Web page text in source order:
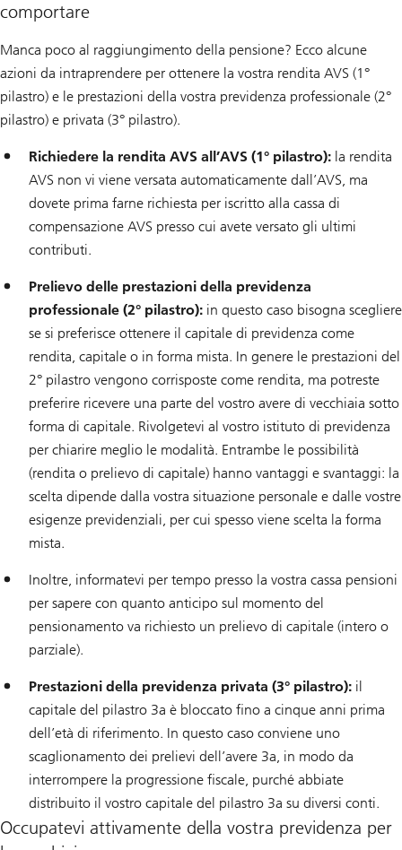
comportare
Manca poco al raggiungimento della pensione? Ecco alcune
azioni da intraprendere per ottenere la vostra rendita AVS (1°
pilastro) e le prestazioni della vostra previdenza professionale (2°
pilastro) e privata (3° pilastro).
Richiedere la rendita AVS all’AVS (1° pilastro): la rendita
AVS non vi viene versata automaticamente dall’AVS, ma
dovete prima farne richiesta per iscritto alla cassa di
compensazione AVS presso cui avete versato gli ultimi
contributi.
Prelievo delle prestazioni della previdenza
professionale (2° pilastro): in questo caso bisogna scegliere
se si preferisce ottenere il capitale di previdenza come
rendita, capitale o in forma mista. In genere le prestazioni del
2° pilastro vengono corrisposte come rendita, ma potreste
preferire ricevere una parte del vostro avere di vecchiaia sotto
forma di capitale. Rivolgetevi al vostro istituto di previdenza
per chiarire meglio le modalità. Entrambe le possibilità
(rendita o prelievo di capitale) hanno vantaggi e svantaggi: la
scelta dipende dalla vostra situazione personale e dalle vostre
esigenze previdenziali, per cui spesso viene scelta la forma
mista.
Inoltre, informatevi per tempo presso la vostra cassa pensioni
per sapere con quanto anticipo sul momento del
pensionamento va richiesto un prelievo di capitale (intero o
parziale).
Prestazioni della previdenza privata (3° pilastro): il
capitale del pilastro 3a è bloccato fino a cinque anni prima
dell’età di riferimento. In questo caso conviene uno
scaglionamento dei prelievi dell’avere 3a, in modo da
interrompere la progressione fiscale, purché abbiate
distribuito il vostro capitale del pilastro 3a su diversi conti.
Occupatevi attivamente della vostra previdenza per